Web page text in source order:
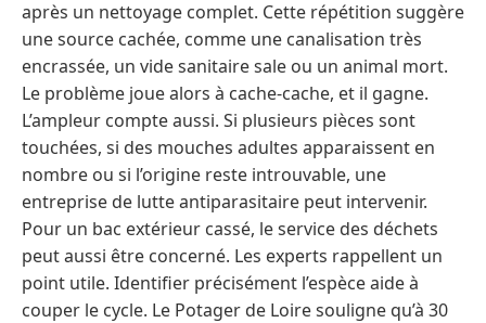
après un nettoyage complet. Cette répétition suggère
une source cachée, comme une canalisation très
encrassée, un vide sanitaire sale ou un animal mort.
Le problème joue alors à cache-cache, et il gagne.
L’ampleur compte aussi. Si plusieurs pièces sont
touchées, si des mouches adultes apparaissent en
nombre ou si l’origine reste introuvable, une
entreprise de lutte antiparasitaire peut intervenir.
Pour un bac extérieur cassé, le service des déchets
peut aussi être concerné. Les experts rappellent un
point utile. Identifier précisément l’espèce aide à
couper le cycle. Le Potager de Loire souligne qu’à 30